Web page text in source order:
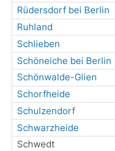
Rüdersdorf bei Berlin
Ruhland
Schlieben
Schöneiche bei Berlin
Schönwalde-Glien
Schorfheide
Schulzendorf
Schwarzheide
Schwedt